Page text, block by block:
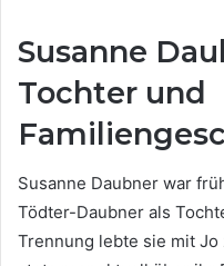
Susanne
Tochter und
Susanne Daubner war
Tödter-Daubner als
Trennung lebte sie mit